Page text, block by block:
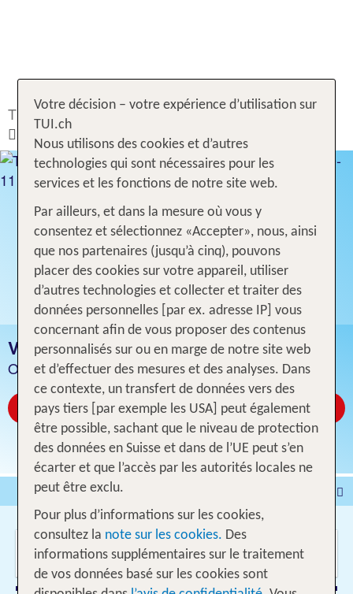
TUI.ch Rechercher & Réserver Voyages
Italie
Tyrol du Sud
VACANCES TYROL DU SUD
Offres sans vol
Réservez à partir de CHF 35
Voyages
Voyages intervilles
% DEALS
Maison de vacances
Croisières
Véhicules
Où voulez-vous aller?
Votre décision – votre expérience d’utilisation sur
TUI.ch
Nous utilisons des cookies et d’autres
technologies qui sont nécessaires pour les
services et les fonctions de notre site web.
Par ailleurs, et dans la mesure où vous y
consentez et sélectionnez «Accepter», nous, ainsi
que nos partenaires (jusqu’à cinq), pouvons
placer des cookies sur votre appareil, utiliser
d’autres technologies et collecter et traiter des
données personnelles [par ex. adresse IP] vous
concernant afin de vous proposer des contenus
personnalisés sur ou en marge de notre site web
et d’effectuer des mesures et des analyses. Dans
ce contexte, un transfert de données vers des
pays tiers [par exemple les USA] peut également
être possible, sachant que le niveau de protection
des données en Suisse et dans de l’UE peut s’en
écarter et que l’accès par les autorités locales ne
peut être exclu.
Pour plus d’informations sur les cookies,
consultez la note sur les cookies. Des
informations supplémentaires sur le traitement
de vos données basé sur les cookies sont